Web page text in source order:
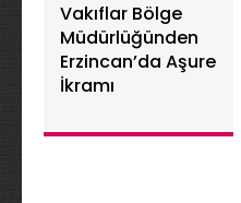
Vakıflar Bölge
Müdürlüğünden
Erzincan’da Aşure
İkramı